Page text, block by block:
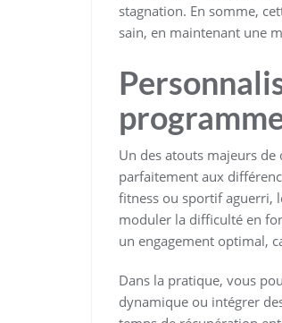
stagnation. En somme,
sain, en maintenant une
Un des atouts majeurs de
parfaitement aux
fitness ou sportif aguerri,
moduler la difficulté en
un engagement optimal,
Dans la pratique, vous
dynamique ou intégrer